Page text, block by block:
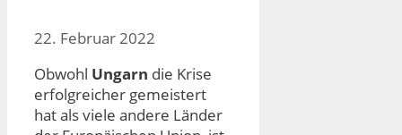
22. Februar 2022
Obwohl Ungarn die Krise
erfolgreicher gemeistert
hat als viele andere Länder